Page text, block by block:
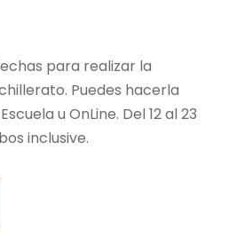
para realizar la
Puedes hacerla
u OnLine. Del 12 al 23
inclusive.